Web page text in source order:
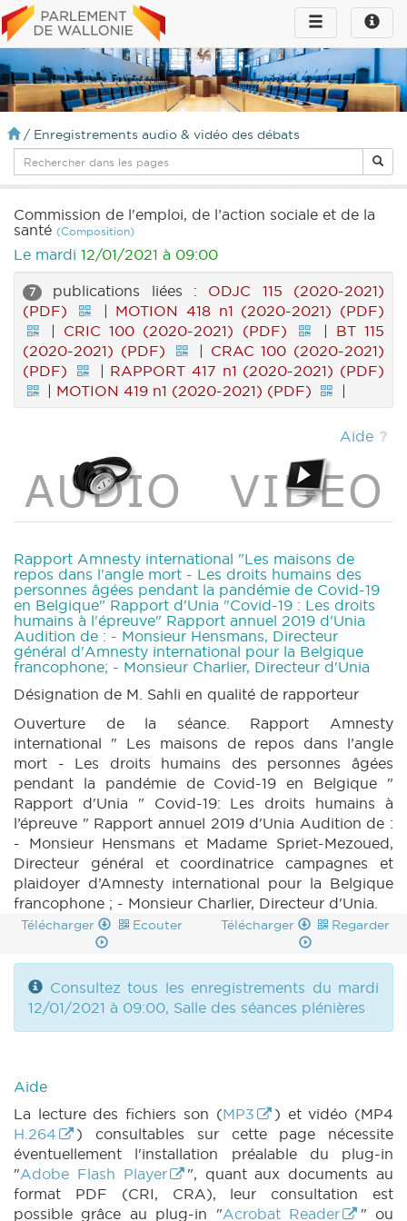
Toggle
infos
Toggle
navigation
/ Enregistrements audio & vidéo des débats
Commission de l'emploi, de l’action sociale et de la
santé (Composition)
Le mardi 12/01/2021 à 09:00
7 publications liées : ODJC 115 (2020-2021)
(PDF)
| MOTION 418 n1 (2020-2021) (PDF)
| CRIC 100 (2020-2021) (PDF) | BT 115
(2020-2021) (PDF)
| CRAC 100 (2020-2021)
(PDF)
| RAPPORT 417 n1 (2020-2021) (PDF)
| MOTION 419 n1 (2020-2021) (PDF) |
Aide
Rapport Amnesty international "Les maisons de
repos dans l'angle mort - Les droits humains des
personnes âgées pendant la pandémie de Covid-19
en Belgique" Rapport d'Unia "Covid-19 : Les droits
humains à l'épreuve" Rapport annuel 2019 d'Unia
Audition de : - Monsieur Hensmans, Directeur
général d'Amnesty international pour la Belgique
francophone; - Monsieur Charlier, Directeur d'Unia
Désignation de M. Sahli en qualité de rapporteur
Ouverture de la séance. Rapport Amnesty
international " Les maisons de repos dans l’angle
mort - Les droits humains des personnes âgées
pendant la pandémie de Covid-19 en Belgique "
Rapport d'Unia " Covid-19: Les droits humains à
l’épreuve " Rapport annuel 2019 d'Unia Audition de :
- Monsieur Hensmans et Madame Spriet-Mezoued,
Directeur général et coordinatrice campagnes et
plaidoyer d’Amnesty international pour la Belgique
francophone ; - Monsieur Charlier, Directeur d'Unia.
Télécharger Ecouter Télécharger Regarder
Consultez tous les enregistrements du mardi
12/01/2021 à 09:00, Salle des séances plénières
Aide
La lecture des fichiers son (MP3
) et vidéo (MP4
H.264
) consultables sur cette page nécessite
éventuellement l'installation préalable du plug-in
"Adobe Flash Player
", quant aux documents au
format PDF (CRI, CRA), leur consultation est
possible grâce au plug-in "Acrobat Reader " ou